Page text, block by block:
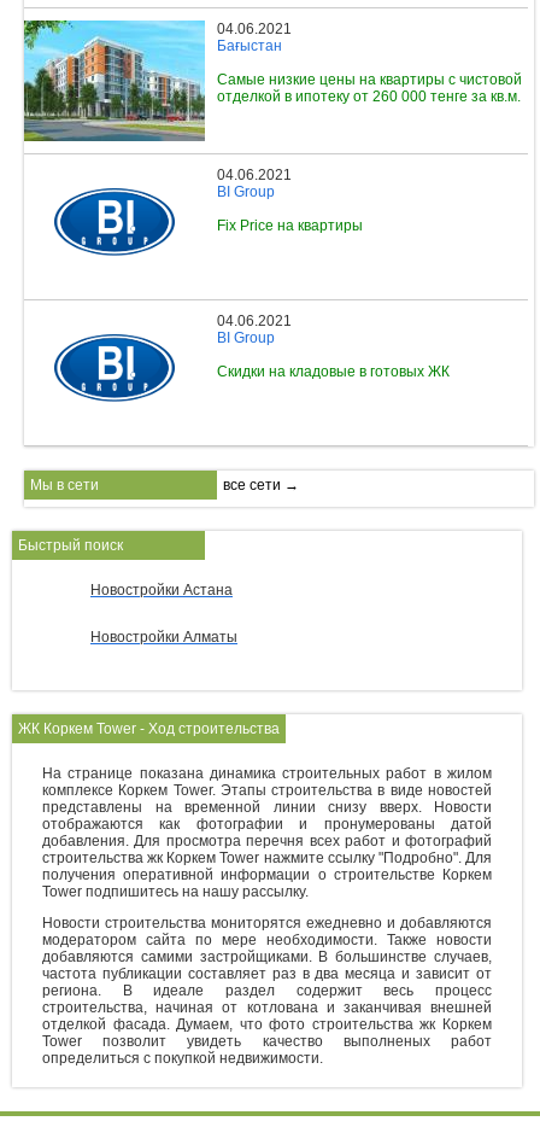
04.06.2021
Бағыстан
Самые низкие цены на квартиры с чистовой
отделкой в ипотеку от 260 000 тенге за кв.м.
04.06.2021
BI Group
Fix Price на квартиры
04.06.2021
BI Group
Скидки на кладовые в готовых ЖК
Мы в сети все сети →
Быстрый поиск
Новостройки Астана
Новостройки Алматы
ЖК Коркем Tower - Ход строительства
На странице показана динамика строительных работ в жилом
комплексе Коркем Tower. Этапы строительства в виде новостей
представлены на временной линии снизу вверх. Новости
отображаются как фотографии и пронумерованы датой
добавления. Для просмотра перечня всех работ и фотографий
строительства жк Коркем Tower нажмите ссылку "Подробно". Для
получения оперативной информации о строительстве Коркем
Tower подпишитесь на нашу рассылку.
Новости строительства мониторятся ежедневно и добавляются
модератором сайта по мере необходимости. Также новости
добавляются самими застройщиками. В большинстве случаев,
частота публикации составляет раз в два месяца и зависит от
региона. В идеале раздел содержит весь процесс
строительства, начиная от котлована и заканчивая внешней
отделкой фасада. Думаем, что фото строительства жк Коркем
Tower позволит увидеть качество выполненых работ
определиться с покупкой недвижимости.